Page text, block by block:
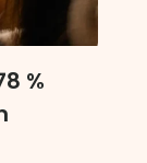
%